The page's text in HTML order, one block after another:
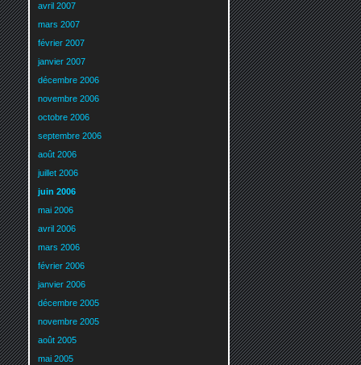
avril 2007
mars 2007
février 2007
janvier 2007
décembre 2006
novembre 2006
octobre 2006
septembre 2006
août 2006
juillet 2006
juin 2006
mai 2006
avril 2006
mars 2006
février 2006
janvier 2006
décembre 2005
novembre 2005
août 2005
mai 2005